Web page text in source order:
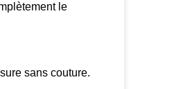
le
sans couture.